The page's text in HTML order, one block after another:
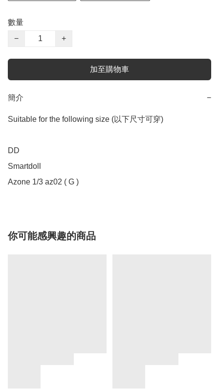
數量
−
+
加至購物車
簡介 −
Suitable for the following size (以下尺寸可穿)
DD
Smartdoll
Azone 1/3 az02 ( G )
你可能感興趣的商品